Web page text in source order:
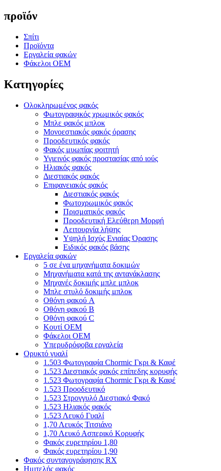
προϊόν
Σπίτι
Προϊόντα
Εργαλεία φακών
Φάκελοι OEM
Κατηγορίες
Ολοκληρωμένος φακός
Φωτογραφικός χρωμικός φακός
Μπλε φακός μπλοκ
Μονοεστιακός φακός όρασης
Προοδευτικός φακός
Φακός μυωπίας φοιτητή
Υγιεινός φακός προστασίας από ιούς
Ηλιακός φακός
Διεστιακός φακός
Επιφανειακός φακός
Διεστιακός φακός
Φωτοχρωμικός φακός
Πρισματικός φακός
Προοδευτική Ελεύθερη Μορφή
Λειτουργία λήψης
Υψηλή Ισχύς Ενιαίας Όρασης
Ειδικός φακός βάσης
Εργαλεία φακών
5 σε ένα μηχανήματα δοκιμών
Μηχανήματα κατά της αντανάκλασης
Μηχανές δοκιμής μπλε μπλοκ
Μπλε στυλό δοκιμής μπλοκ
Οθόνη φακού A
Οθόνη φακού Β
Οθόνη φακού C
Κουτί OEM
Φάκελοι OEM
Υπερυδρόφοβα εργαλεία
Ορυκτό γυαλί
1.503 Φωτογραφία Chormic Γκρι & Καφέ
1.523 Διεστιακός φακός επίπεδης κορυφής
1.523 Φωτογραφία Chormic Γκρι & Καφέ
1.523 Προοδευτικό
1.523 Στρογγυλό Διεστιακό Φακό
1.523 Ηλιακός φακός
1.523 Λευκό Γυαλί
1,70 Λευκός Τιτσιάνο
1,70 Λευκό Ασπερικό Κορυφής
Φακός ευρετηρίου 1,80
Φακός ευρετηρίου 1,90
Φακός συνταγογράφησης RX
Ημιτελής φακός